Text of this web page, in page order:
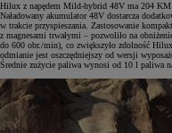
Hilux z napędem Mild-hybrid 48V ma 204
Naładowany akumulator 48V dostarcza
w trakcie przyspieszania. Zastosowanie
z magnesami trwałymi – pozwoliło na
do 600 obr./min), co zwiększyło zdolność
odmianie jest oszczędniejszy od wersji
Średnie zużycie paliwa wynosi od 10 l paliwa